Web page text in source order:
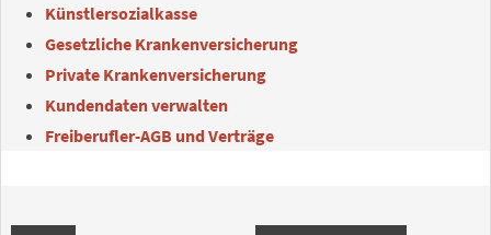
Künstlersozialkasse
Gesetzliche Krankenversicherung
Private Krankenversicherung
Kundendaten verwalten
Freiberufler-AGB und Verträge